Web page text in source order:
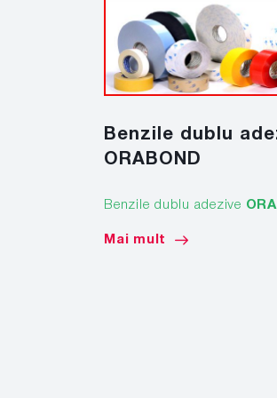
Benzile dublu
ORABOND
Benzile dublu adezive
Mai mult